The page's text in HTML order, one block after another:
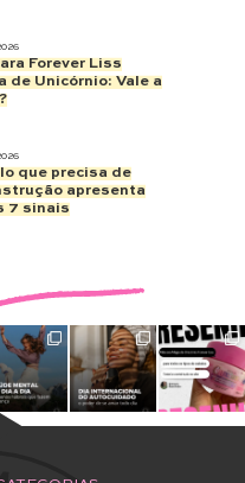
Forever Liss
de Unicórnio: Vale a
que precisa de
apresenta
7 sinais